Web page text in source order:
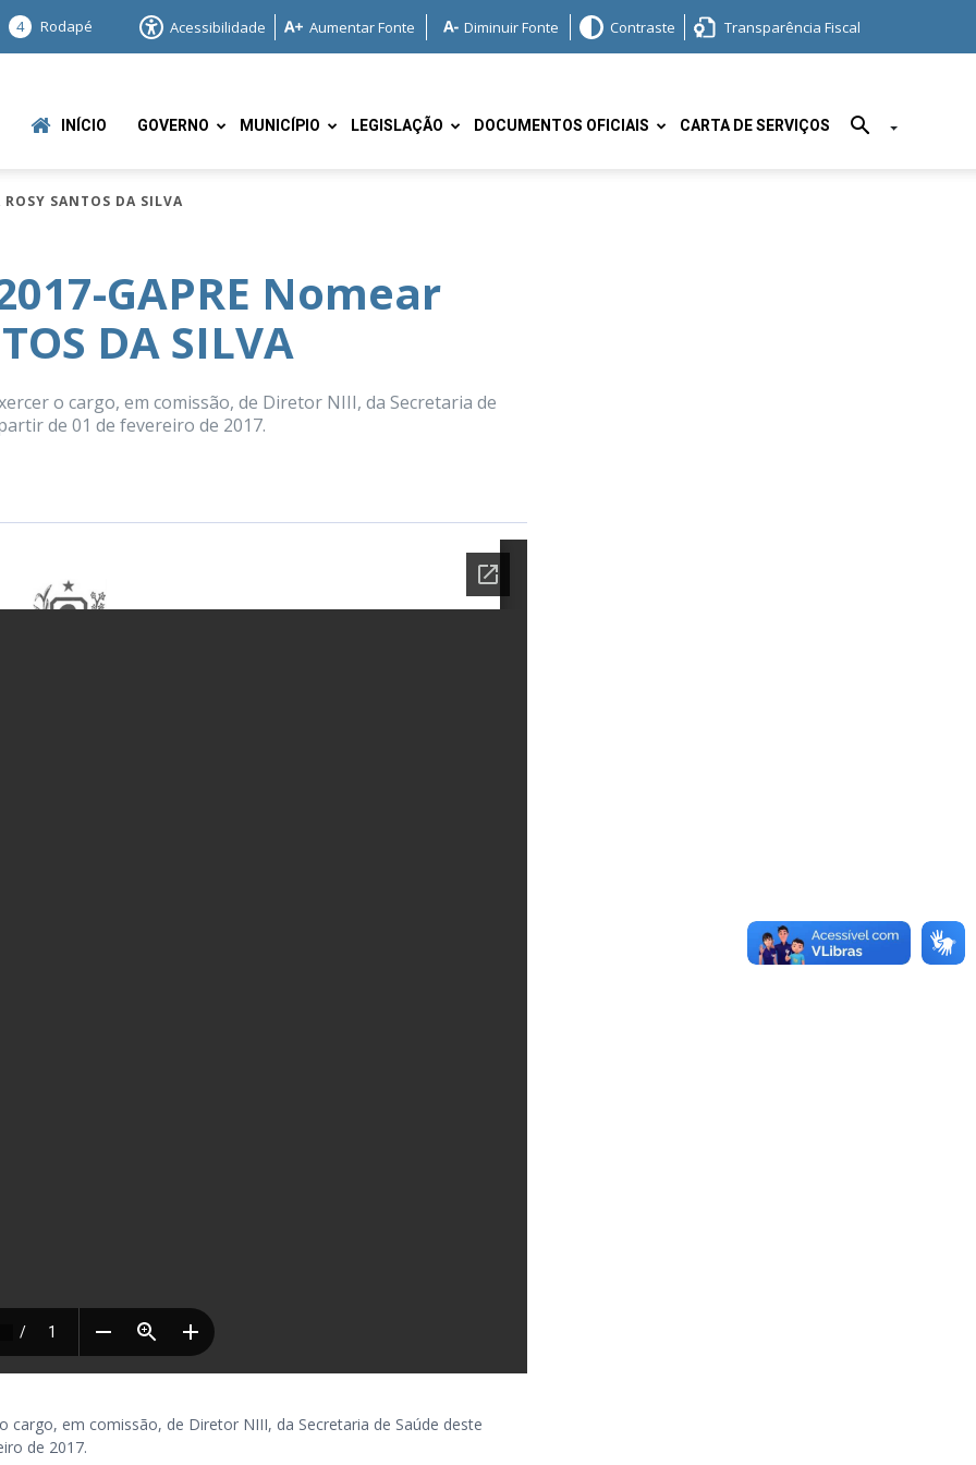
4 Rodapé Acessibilidade Aumentar Fonte Diminuir Fonte Contraste Transparência Fiscal
INÍCIO GOVERNO MUNICÍPIO LEGISLAÇÃO DOCUMENTOS OFICIAIS CARTA DE SERVIÇOS
SANTOS DA SILVA
GAPRE Nomear
DA SILVA
o cargo, em comissão, de Diretor NIII, da Secretaria de
de 01 de fevereiro de 2017.
cargo, em comissão, de Diretor NIII, da Secretaria de Saúde deste
de 2017.